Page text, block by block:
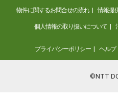
物件に関するお問合せの流れ 情報提
個人情報の取り扱いについて
プライバシーポリシー ヘルプ
©NTT